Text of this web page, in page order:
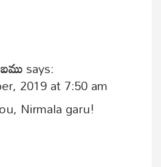
says:
2019 at 7:50 am
Nirmala garu!